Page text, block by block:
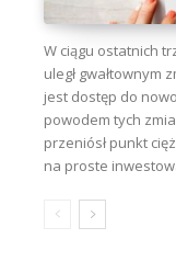
W ciągu ostatnich
uległ gwałtownym
jest dostęp do
powodem tych
przeniósł punkt
na proste